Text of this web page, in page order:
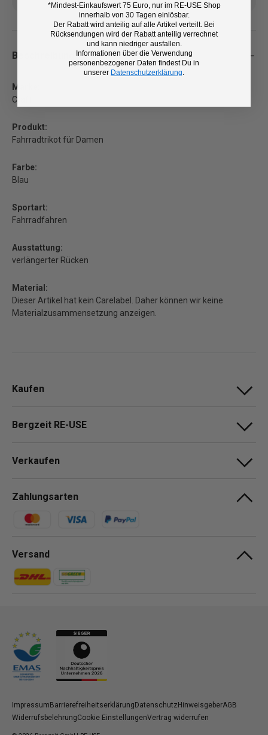
Beschreibung
Marke:
Craft
Produkt:
Fahrradtrikot für Damen
Farbe:
Blau
Sportart:
Fahrradfahren
Ausstattung:
verlängerter Rücken
Material:
Dieser Artikel hat kein Carelabel. Daher können wir keine
Materialzusammensetzung anzeigen.
Kaufen
Bergzeit RE-USE
Verkaufen
Zahlungsarten
Zahlungsmethoden
Versand
Zahlungsmethoden
Zahlungsmethoden
ImpressumBarrierefreiheitserklärungDatenschutzHinweisgeberAGB
WiderrufsbelehrungCookie EinstellungenVertrag widerrufen
*Mindest-Einkaufswert 75 Euro, nur im RE-USE Shop
innerhalb von 30 Tagen einlösbar.
Der Rabatt wird anteilig auf alle Artikel verteilt. Bei
Rücksendungen wird der Rabatt anteilig verrechnet
und kann niedriger ausfallen.
Informationen über die Verwendung
personenbezogener Daten findest Du in
unserer Datenschutzerklärung